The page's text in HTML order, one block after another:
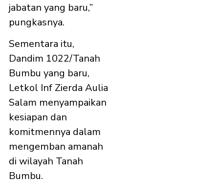
jabatan yang baru,”
pungkasnya.
Sementara itu,
Dandim 1022/Tanah
Bumbu yang baru,
Letkol Inf Zierda Aulia
Salam menyampaikan
kesiapan dan
komitmennya dalam
mengemban amanah
di wilayah Tanah
Bumbu.